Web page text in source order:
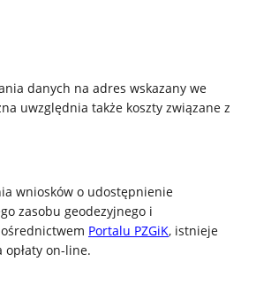
danych na adres wskazany we
uwzględnia także koszty związane z
wniosków o udostępnienie
zasobu geodezyjnego i
Portalu PZGiK, istnieje
on-line.